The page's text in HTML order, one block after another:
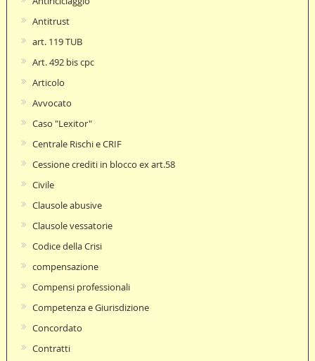
Antitrust
art. 119 TUB
Art. 492 bis cpc
Articolo
Avvocato
Caso "Lexitor"
Centrale Rischi e CRIF
Cessione crediti in blocco ex art.58
Civile
Clausole abusive
Clausole vessatorie
Codice della Crisi
compensazione
Compensi professionali
Competenza e Giurisdizione
Concordato
Contratti